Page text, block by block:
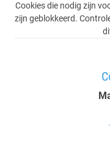
Cookies die nodig zijn
zijn geblokkeerd.